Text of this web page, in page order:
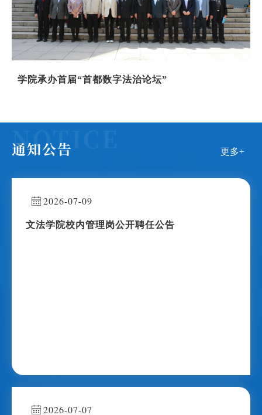
学院承办首届“首都数字法治论坛”
通知公告 更多+
2026-07-09
文法学院校内管理岗公开聘任公告
2026-07-07